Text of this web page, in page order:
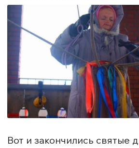
Вот и закончились святые